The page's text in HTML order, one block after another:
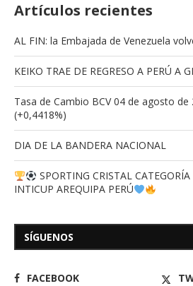
Artículos recientes
AL FIN: la Embajada de Venezuela
KEIKO TRAE DE REGRESO A PERÚ A
Tasa de Cambio BCV 04 de agosto de
(+0,4418%)
DIA DE LA BANDERA NACIONAL
SPORTING CRISTAL
INTICUP AREQUIPA PERÚ
SÍGUENOS
FACEBOOK